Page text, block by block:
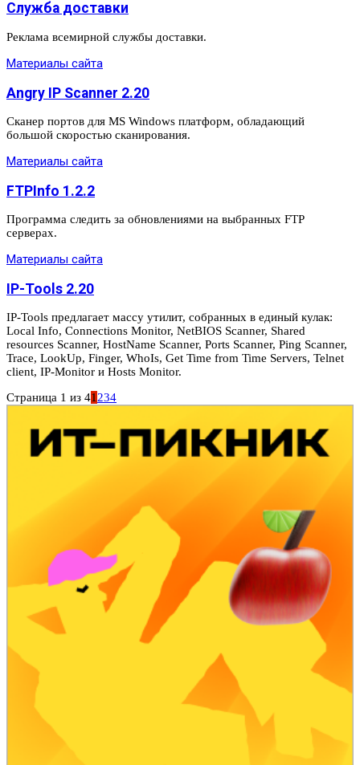
Служба доставки
Реклама всемирной службы доставки.
Материалы сайта
Angry IP Scanner 2.20
Сканер портов для MS Windows платформ, обладающий
большой скоростью сканирования.
Материалы сайта
FTPInfo 1.2.2
Программа следить за обновлениями на выбранных FTP
серверах.
Материалы сайта
IP-Tools 2.20
IP-Tools предлагает массу утилит, собранных в единый кулак:
Local Info, Connections Monitor, NetBIOS Scanner, Shared
resources Scanner, HostName Scanner, Ports Scanner, Ping Scanner,
Trace, LookUp, Finger, WhoIs, Get Time from Time Servers, Telnet
client, IP-Monitor и Hosts Monitor.
Страница 1 из 41234